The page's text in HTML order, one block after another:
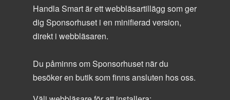
Handla Smart är ett webbläsartillägg som ger
dig Sponsorhuset i en minifierad version,
direkt i webbläsaren.
Du påminns om Sponsorhuset när du
besöker en butik som finns ansluten hos oss.